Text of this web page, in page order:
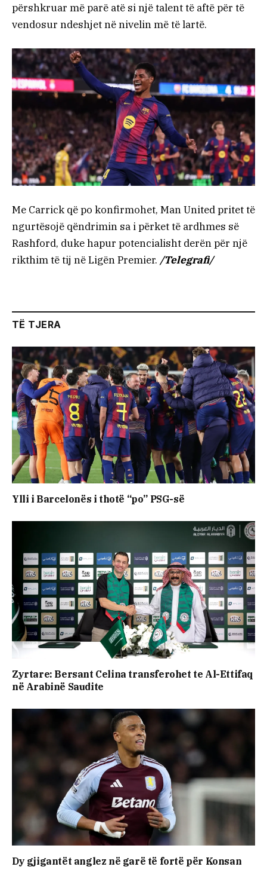
përshkruar më parë atë si një talent të aftë për të
vendosur ndeshjet në nivelin më të lartë.
Me Carrick që po konfirmohet, Man United pritet të
ngurtësojë qëndrimin sa i përket të ardhmes së
Rashford, duke hapur potencialisht derën për një
rikthim të tij në Ligën Premier. /Telegrafi/
TË TJERA
Ylli i Barcelonës i thotë “po” PSG-së
Zyrtare: Bersant Celina transferohet te Al-Ettifaq
në Arabinë Saudite
Dy gjigantët anglez në garë të fortë për Konsan